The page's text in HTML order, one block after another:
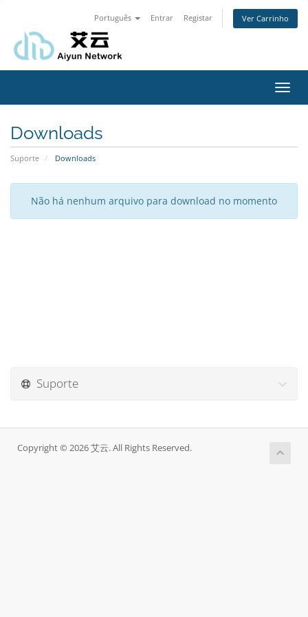
Português Entrar Registar Ver Carrinho
Downloads
Suporte Downloads
Não há nenhum arquivo para download no momento
Suporte
Copyright © 2026 艾云. All Rights Reserved.